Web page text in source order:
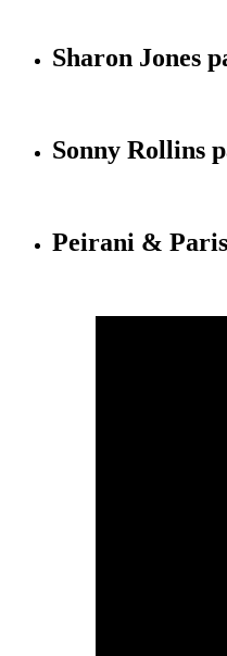
Sharon Jones
Sonny Rollins
Peirani &